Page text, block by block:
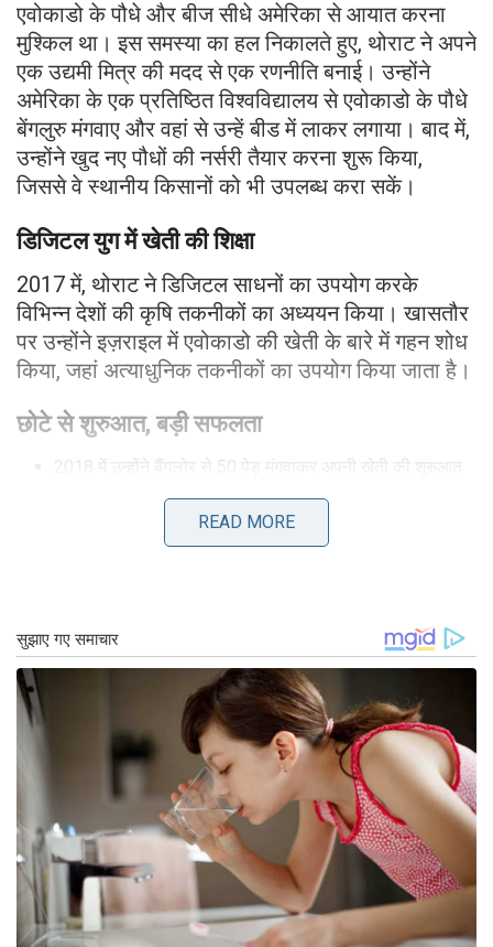
एवोकाडो के पौधे और बीज सीधे अमेरिका से आयात करना
मुश्किल था। इस समस्या का हल निकालते हुए, थोराट ने अपने
एक उद्यमी मित्र की मदद से एक रणनीति बनाई। उन्होंने
अमेरिका के एक प्रतिष्ठित विश्वविद्यालय से एवोकाडो के पौधे
बेंगलुरु मंगवाए और वहां से उन्हें बीड में लाकर लगाया। बाद में,
उन्होंने खुद नए पौधों की नर्सरी तैयार करना शुरू किया,
जिससे वे स्थानीय किसानों को भी उपलब्ध करा सकें।
डिजिटल युग में खेती की शिक्षा
2017 में, थोराट ने डिजिटल साधनों का उपयोग करके
विभिन्न देशों की कृषि तकनीकों का अध्ययन किया। खासतौर
पर उन्होंने इज़राइल में एवोकाडो की खेती के बारे में गहन शोध
किया, जहां अत्याधुनिक तकनीकों का उपयोग किया जाता है।
छोटे से शुरुआत, बड़ी सफलता
2018 में उन्होंने बैंगलोर से 50 पेड़ मंगवाकर अपनी खेती की शुरुआत
2021 में पहली बार फसल से उन्हें 3-4 लाख रुपये का शुद्ध लाभ
लगाए, जिससे उनकी वार्षिक आय 10 लाख रुपये से अधिक हो गई।
अन्य किसानों के लिए प्रेरणा
थोराट की सफलता ने कई अन्य किसानों को भी प्रेरित किया
है। वे पारंपरिक खेती से हटकर नवाचार और आधुनिक
तकनीकों को अपनाने के लिए प्रोत्साहित हो रहे हैं। आने वाले
वर्षों में, यह प्रयोग भारत में कृषि क्षेत्र को एक नई दिशा देने में
महत्वपूर्ण भूमिका निभा सकता है।
Tags: किसान सफलता की कहानी कृषि कृषि की नवीनतम समाचार
कृषि नवीनतम समाचार नवीनतम कृषि समाचार
READ MORE